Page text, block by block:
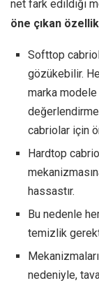
net fark edildiği
öne çıkan
Softtop
gözükebilir.
marka
cabriolar için
Hardtop
hassastır.
Bu nedenle
temizlik
nedeniyle,